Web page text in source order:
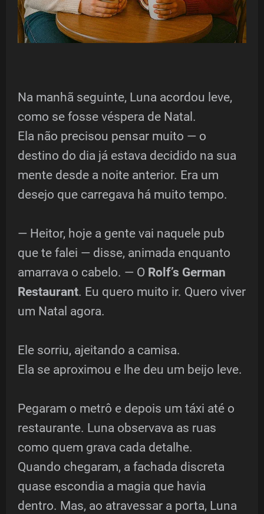
Na manhã seguinte, Luna acordou leve,
como se fosse véspera de Natal.
Ela não precisou pensar muito — o
destino do dia já estava decidido na sua
mente desde a noite anterior. Era um
desejo que carregava há muito tempo.
— Heitor, hoje a gente vai naquele pub
que te falei — disse, animada enquanto
amarrava o cabelo. — O Rolf’s German
Restaurant. Eu quero muito ir. Quero viver
um Natal agora.
Ele sorriu, ajeitando a camisa.
Ela se aproximou e lhe deu um beijo leve.
Pegaram o metrô e depois um táxi até o
restaurante. Luna observava as ruas
como quem grava cada detalhe.
Quando chegaram, a fachada discreta
quase escondia a magia que havia
dentro. Mas, ao atravessar a porta, Luna